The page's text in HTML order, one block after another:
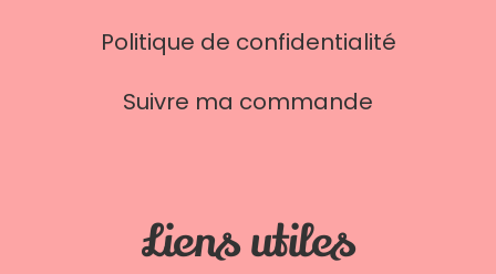
Politique de confidentialité
Suivre ma commande
Liens utiles